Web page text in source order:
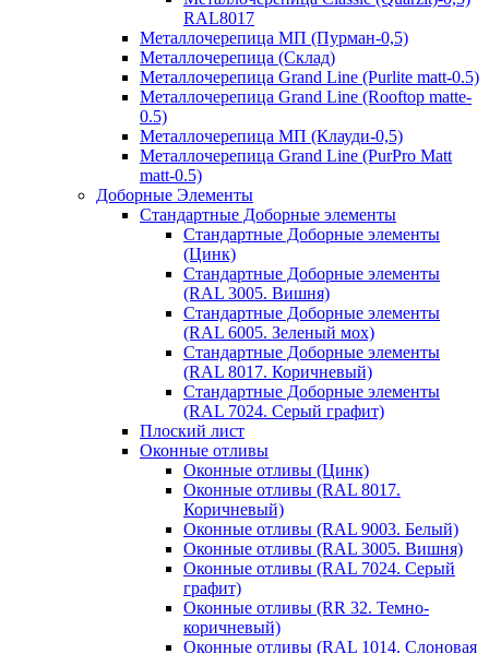
RAL8017
Металлочерепица МП (Пурман-0,5)
Металлочерепица (Склад)
Металлочерепица Grand Line (Purlite matt-0.5)
Металлочерепица Grand Line (Rooftop matte-
0.5)
Металлочерепица МП (Клауди-0,5)
Металлочерепица Grand Line (PurPro Matt
matt-0.5)
Доборные Элементы
Стандартные Доборные элементы
Стандартные Доборные элементы
(Цинк)
Стандартные Доборные элементы
(RAL 3005. Вишня)
Стандартные Доборные элементы
(RAL 6005. Зеленый мох)
Стандартные Доборные элементы
(RAL 8017. Коричневый)
Стандартные Доборные элементы
(RAL 7024. Серый графит)
Плоский лист
Оконные отливы
Оконные отливы (Цинк)
Оконные отливы (RAL 8017.
Коричневый)
Оконные отливы (RAL 9003. Белый)
Оконные отливы (RAL 3005. Вишня)
Оконные отливы (RAL 7024. Серый
графит)
Оконные отливы (RR 32. Темно-
коричневый)
Оконные отливы (RAL 1014. Слоновая